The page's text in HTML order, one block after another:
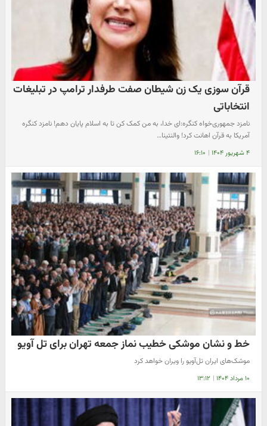
قرآن سوزی یک زن شیطان صفت طرفدار ترامپ در تبلیغات
انتخاباتی
نامزد جمهوری‌خواه کنگره:ای خدا، به من کمک کن تا به اسلام پایان دهم! نامزد کنگره
آمریکا به قرآن اهانت کرد! والنتینا…
۴ شهریور ۱۴۰۴ | ۱۶:۱۰
خط و نشان موشکی خطیب نماز جمعه تهران برای تل آویو
موشک‌های ایران تل‌آویو را ویران خواهد کرد
۱۰ مرداد ۱۴۰۴ | ۱۳:۱۲